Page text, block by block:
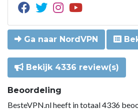
Ga naar NordVPN
Bekijk 4336 review(s)
Beoordeling
BesteVPN.nl heeft in totaal 4336